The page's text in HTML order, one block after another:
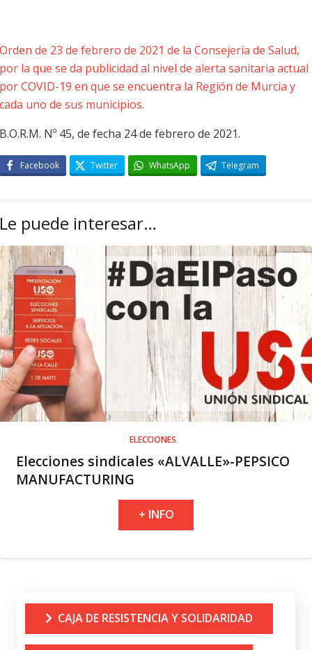
Orden de 23 de febrero de 2021 de la Consejería de Salud,
por la que se da publicidad al nivel de alerta sanitaria actual
por COVID-19 en que se encuentra la Región de Murcia y
cada uno de sus municipios.
B.O.R.M. Nº 45, de fecha 24 de febrero de 2021.
Facebook Twitter WhatsApp Telegram
Le puede interesar…
ELECCIONES
Elecciones sindicales «ALVALLE»-PEPSICO
MANUFACTURING
+ INFO
CAJA DE RESISTENCIA Y SOLIDARIDAD